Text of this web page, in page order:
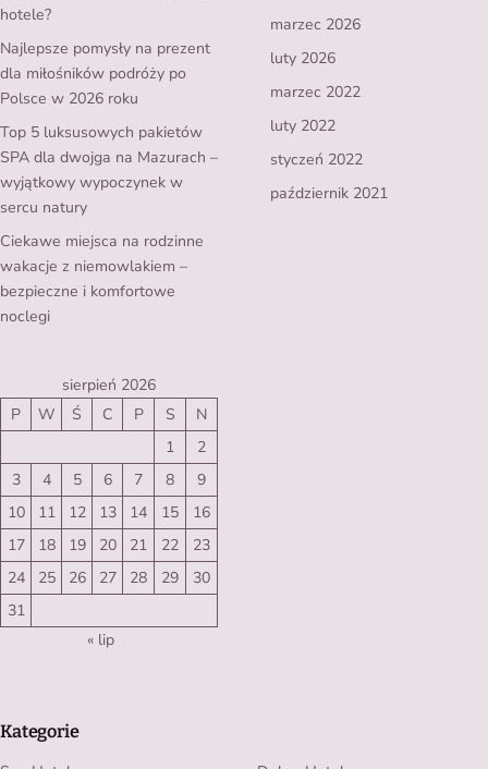
hotele?
Najlepsze pomysły na prezent
dla miłośników podróży po
Polsce w 2026 roku
Top 5 luksusowych pakietów
SPA dla dwojga na Mazurach –
wyjątkowy wypoczynek w
sercu natury
Ciekawe miejsca na rodzinne
wakacje z niemowlakiem –
bezpieczne i komfortowe
noclegi
marzec 2026
luty 2026
marzec 2022
luty 2022
styczeń 2022
październik 2021
sierpień 2026
P
W Ś C P S
N
1
2
3
4 5 6 7 8
9
10
11 12 13 14 15
16
17
18 19 20 21 22
23
24
25 26 27 28 29
30
31
« lip
Kategorie